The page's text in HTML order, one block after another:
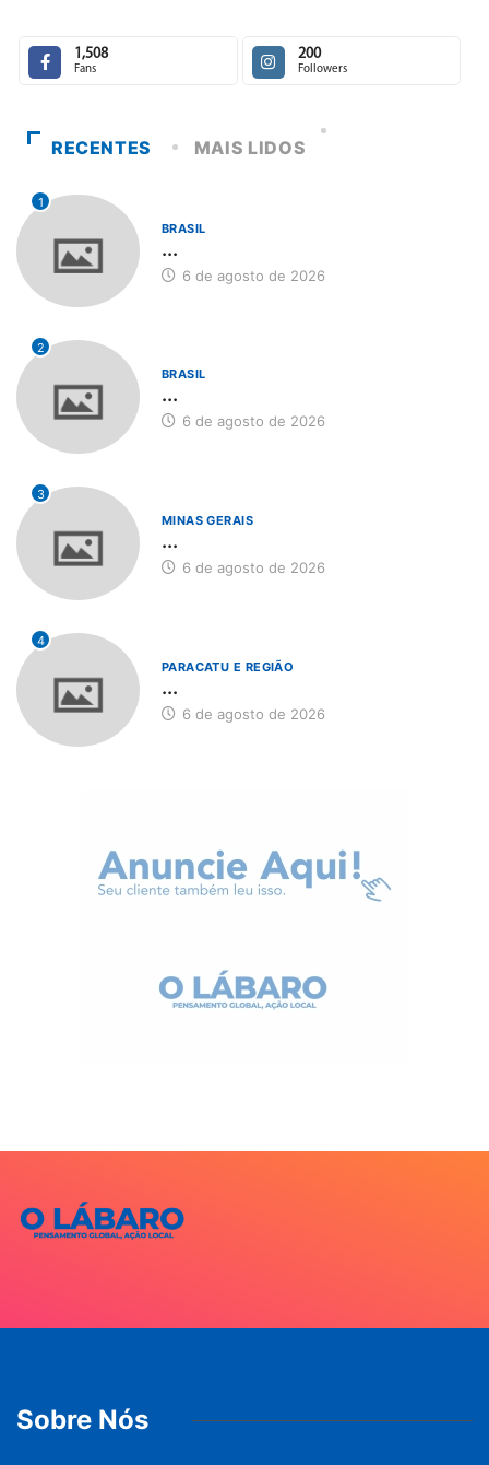
1,508
Fans
200
Followers
RECENTES MAIS LIDOS
1
BRASIL
...
6 de agosto de 2026
2
BRASIL
...
6 de agosto de 2026
3
MINAS GERAIS
...
6 de agosto de 2026
4
PARACATU E REGIÃO
...
6 de agosto de 2026
Sobre Nós